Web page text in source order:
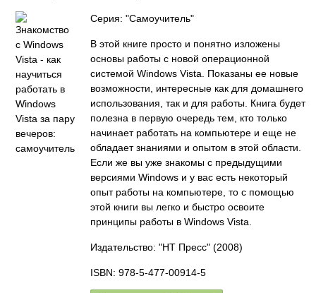
Серия: "Самоучитель"
В этой книге просто и понятно изложены
основы работы с новой операционной
системой Windows Vista. Показаны ее новые
возможности, интересные как для домашнего
использования, так и для работы. Книга будет
полезна в первую очередь тем, кто только
начинает работать на компьютере и еще не
обладает знаниями и опытом в этой области.
Если же вы уже знакомы с предыдущими
версиями Windows и у вас есть некоторый
опыт работы на компьютере, то с помощью
этой книги вы легко и быстро освоите
принципы работы в Windows Vista.
Издательство: "НТ Пресс" (2008)
ISBN: 978-5-477-00914-5